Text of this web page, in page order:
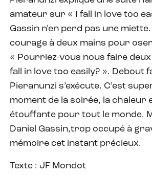
amateur sur « I fall in love too
Gassin n’en perd pas une
courage à deux mains pour
« Pourriez-vous nous faire
fall in love too easily? ». Debout
Pieranunzi s’exécute. C’est
moment de la soirée, la chaleur
étouffante pour tout le monde.
Daniel Gassin,trop occupé à
mémoire cet instant précieux.
Texte : JF Mondot